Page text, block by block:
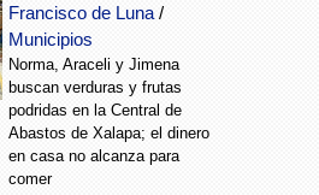
Francisco de Luna /
Municipios
Norma, Araceli y Jimena
buscan verduras y frutas
podridas en la Central de
Abastos de Xalapa; el dinero
en casa no alcanza para
comer